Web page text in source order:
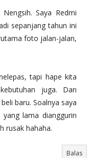
Saya Redmi
sepanjang tahun ini
foto jalan-jalan,
tapi hape kita
juga. Dan
baru. Soalnya saya
lama dianggurin
rusak hahaha.
Balas